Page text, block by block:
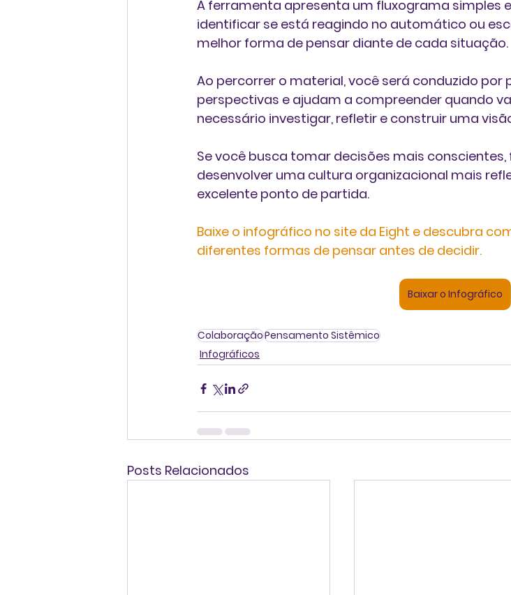
A ferramenta apresenta um fluxograma simples
identificar se está reagindo no automático ou
melhor forma de pensar diante de cada situação.
Ao percorrer o material, você será conduzido
perspectivas e ajudam a compreender quando
necessário investigar, refletir e construir uma
Se você busca tomar decisões mais
desenvolver uma cultura organizacional mais
excelente ponto de partida.
Baixe o infográfico no site da Eight e descubra
diferentes formas de pensar antes de decidir.
Baixar o Infográfico
ColaboraçãoPensamento Sistêmico
Infográficos
Posts Relacionados